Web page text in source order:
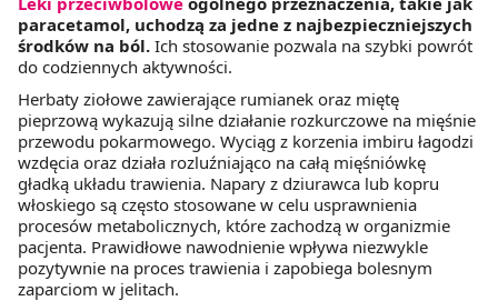
paracetamol, uchodzą za jedne z najbezpieczniejszych
środków na ból. Ich stosowanie pozwala na szybki powrót
do codziennych aktywności.
Herbaty ziołowe zawierające rumianek oraz miętę
pieprzową wykazują silne działanie rozkurczowe na mięśnie
przewodu pokarmowego. Wyciąg z korzenia imbiru łagodzi
wzdęcia oraz działa rozluźniająco na całą mięśniówkę
gładką układu trawienia. Napary z dziurawca lub kopru
włoskiego są często stosowane w celu usprawnienia
procesów metabolicznych, które zachodzą w organizmie
pacjenta. Prawidłowe nawodnienie wpływa niezwykle
pozytywnie na proces trawienia i zapobiega bolesnym
zaparciom w jelitach.